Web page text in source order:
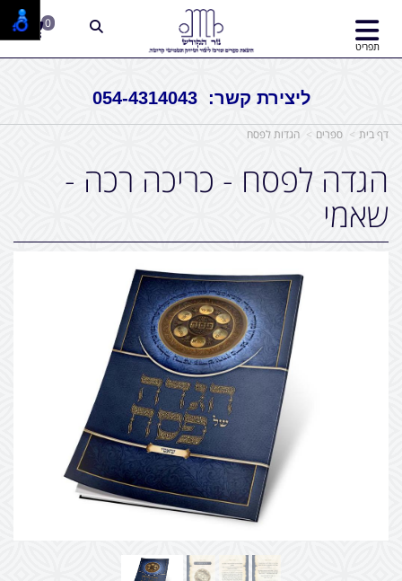
ליצירת קשר: 054-4314043
תפריט
0
דף בית ספרים הגדות לפסח
הגדה לפסח - כריכה רכה -
שאמי